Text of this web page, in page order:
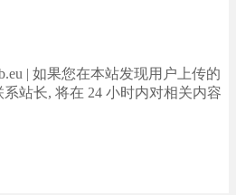
| 如果您在本站发现用户上传的
站长, 将在 24 小时内对相关内容